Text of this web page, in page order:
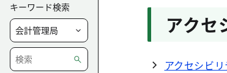
キーワード検索
アクセ
アクセシビ